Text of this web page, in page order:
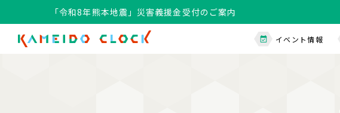
「令和8年熊本地震」災害義援金受付のご案内
イベント情報